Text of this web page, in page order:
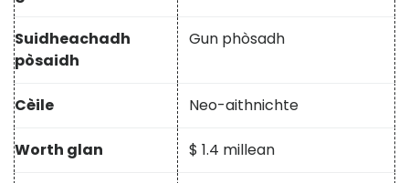
Suidheachadh
pòsaidh
Gun phòsadh
Cèile Neo-aithnichte
Worth glan $ 1.4 millean